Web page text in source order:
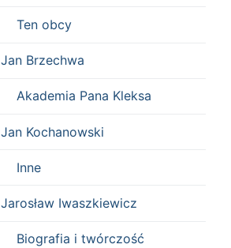
Ten obcy
Jan Brzechwa
Akademia Pana Kleksa
Jan Kochanowski
Inne
Jarosław Iwaszkiewicz
Biografia i twórczość